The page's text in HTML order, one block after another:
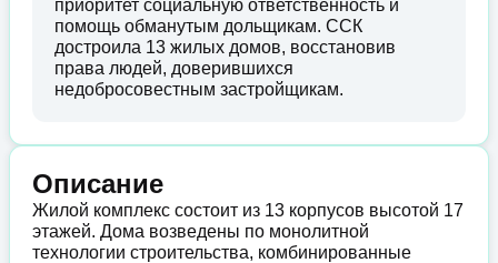
приоритет социальную ответственность и
помощь обманутым дольщикам. ССК
достроила 13 жилых домов, восстановив
права людей, доверившихся
недобросовестным застройщикам.
Описание
Жилой комплекс состоит из 13 корпусов высотой 17
этажей. Дома возведены по монолитной
технологии строительства, комбинированные